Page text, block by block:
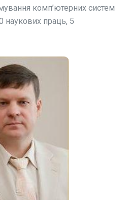
комп’ютерних систем
наукових праць, 5